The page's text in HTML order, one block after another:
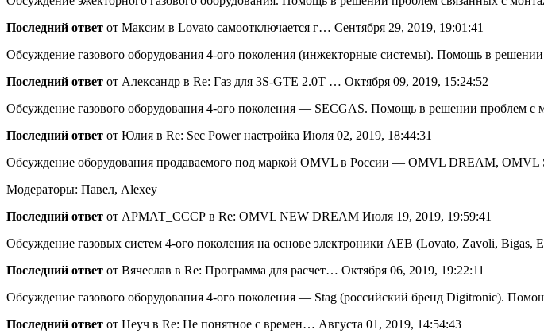
настроить
блок
управления
ГБО
Макси
самостоятельно
Последний ответ от Максим в Lovato самоотключается г… Сентября 29, 2019, 19:01:41
Обсуждение газового оборудования 4-ого поколения (инжекторные системы). Помощь в
Последний ответ от Александр в Re: Газ для 3S-GTE 2.0Т … Октября 09, 2019, 15:24:52
Обсуждение газового оборудования 4-ого поколения — SECGAS. Помощь в решении проблем с
Последний ответ от Юлия в Re: Sec Power настройка Июля 02, 2019, 18:44:31
Обсуждение оборудования продаваемого под маркой OMVL в России — OMVL DREAM, OMVL
Модераторы: Павел, Alexey
Последний ответ от АРМАТ_СССР в Re: OMVL NEW DREAM Июля 19, 2019, 19:59:41
Обсуждение газовых систем 4-ого поколения на основе электроники AEB (Lovato, Zavoli,
Последний ответ от Вячеслав в Re: Программа для расчет… Октября 06, 2019, 19:22:11
Обсуждение газового оборудования 4-ого поколения — Stag (российский бренд Digitronic).
Последний ответ от Неуч в Re: Не понятное с времен… Августа 01, 2019, 14:54:43